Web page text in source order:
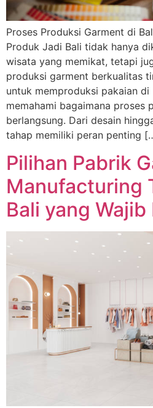
Proses Produksi Garment di
Produk Jadi Bali tidak hanya
wisata yang memikat, tetapi
produksi garment berkualitas
untuk memproduksi pakaian
memahami bagaimana proses
berlangsung. Dari desain
tahap memiliki peran penting
Pilihan Pabrik
Manufacturing
Bali yang